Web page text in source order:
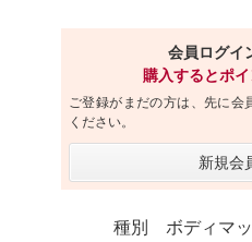
会員ログイ
購入するとポ
ご登録がまだの方は、先に会
ください。
新規会
種別 ボディマッ